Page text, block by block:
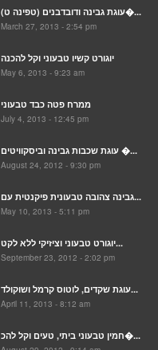
(עוגת גבינה ודובדבנים (טפינה ט�...
March 27, 2013 - 2:54 pm
יוגורט קשיו טבעוני וקל להכנה
May 6, 2013 - 9:23 am
ממרח פטה כבד טבעוני
July 4, 2013 - 12:45 pm
עוגת שכבות גבינה וביסקוויטים �...
August 24, 2012 - 9:30 pm
גבינה צהובה טבעונית פיקנטית עם...
May 10, 2013 - 5:11 pm
יוגורט טבעוני וציזיקי ללא לקט...
September 23, 2012 - 2:02 pm
עוגת שקדים, לוטוס קרמל ושוקולד...
April 11, 2013 - 8:12 am
חמין טבעוני ביתי, טעים וקל להכ�...